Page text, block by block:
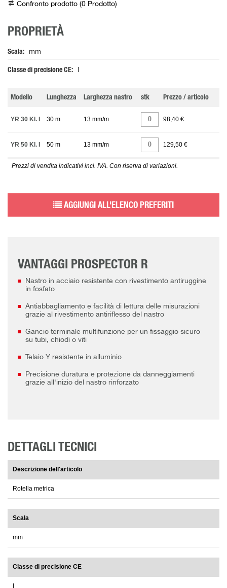
Confronto prodotto (0 Prodotto)
PROPRIETÀ
Scala mm
Classe di precisione CE
Modello Lunghezza Larghezza nastro stk Prezzo / articolo
YR 30 Kl. I 30 m 13 mm/m 98,40 €
YR 50 Kl. I 50 m 13 mm/m 129,50 €
Prezzi di vendita indicativi incl. IVA. Con riserva di variazioni.
AGGIUNGI ALL'ELENCO PREFERITI
VANTAGGI PROSPECTOR R
Nastro in acciaio resistente con rivestimento antiruggine
in fosfato
Antiabbagliamento e facilità di lettura delle misurazioni
grazie al rivestimento antiriflesso del nastro
Gancio terminale multifunzione per un fissaggio sicuro
su tubi, chiodi o viti
Telaio Y resistente in alluminio
Precisione duratura e protezione da danneggiamenti
grazie all'inizio del nastro rinforzato
DETTAGLI TECNICI
Descrizione dell'articolo
Rotella metrica
Scala
mm
Classe di precisione CE